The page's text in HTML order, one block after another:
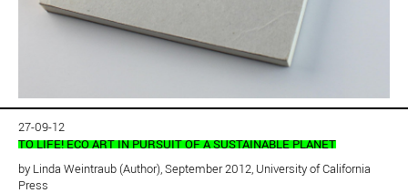
27-09-12
TO LIFE! ECO ART IN PURSUIT OF A SUSTAINABLE PLANET
by Linda Weintraub (Author), September 2012, University of California
Press